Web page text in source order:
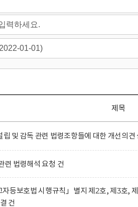
제목
립 및 감독 관련 법령조항들에 대한 개선의견
련 법령해석 요청 건
자등보호법 시행규칙」별지 제2호, 제3호,
건